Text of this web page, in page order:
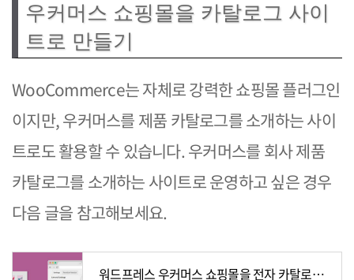
우커머스 쇼핑몰을 카탈로그 사이
트로 만들기
WooCommerce는 자체로 강력한 쇼핑몰 플러그인
이지만, 우커머스를 제품 카탈로그를 소개하는 사이
트로도 활용할 수 있습니다. 우커머스를 회사 제품
카탈로그를 소개하는 사이트로 운영하고 싶은 경우
다음 글을 참고해보세요.
워드프레스 우커머스 쇼핑몰을 전자 카탈로그 사이트로 바꾸는 방법 - 워드프레스 기본